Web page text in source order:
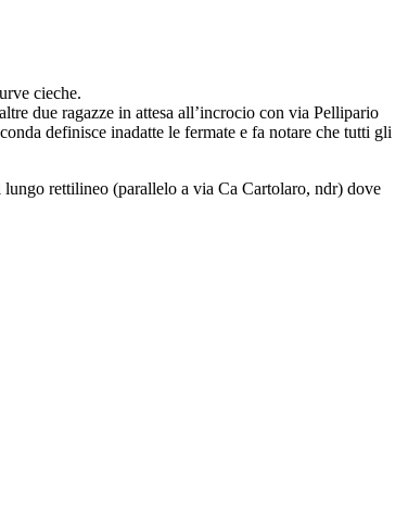
cieche.
due ragazze in attesa all’incrocio con via Pellipario
definisce inadatte le fermate e fa notare che tutti gli
rettilineo (parallelo a via Ca Cartolaro, ndr) dove